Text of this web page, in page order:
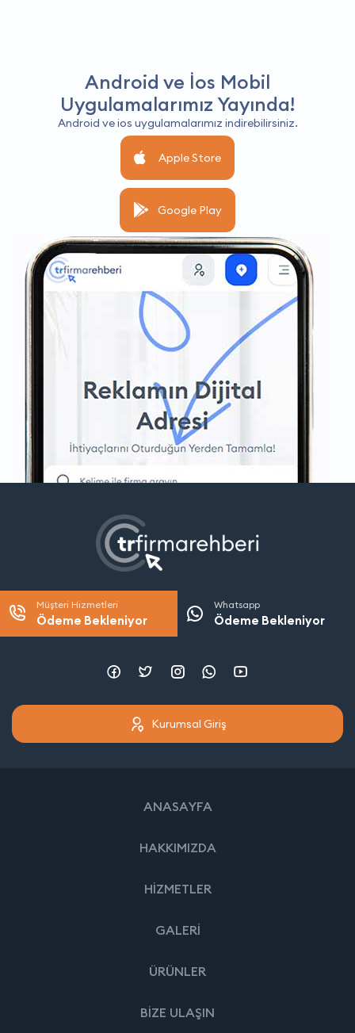
Android ve İos Mobil
Uygulamalarımız Yayında!
Android ve ios uygulamalarımız indirebilirsiniz.
Apple Store
Google Play
Müşteri Hizmetleri
Ödeme Bekleniyor
Whatsapp
Ödeme Bekleniyor
Kurumsal Giriş
ANASAYFA
HAKKIMIZDA
HİZMETLER
GALERİ
ÜRÜNLER
BİZE ULAŞIN